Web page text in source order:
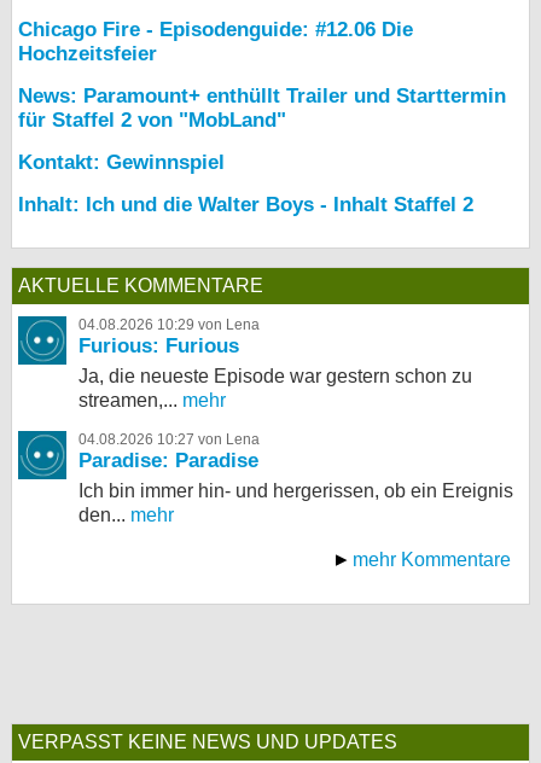
Chicago Fire - Episodenguide: #12.06 Die
Hochzeitsfeier
News: Paramount+ enthüllt Trailer und Starttermin
für Staffel 2 von "MobLand"
Kontakt: Gewinnspiel
Inhalt: Ich und die Walter Boys - Inhalt Staffel 2
AKTUELLE KOMMENTARE
04.08.2026 10:29 von Lena
Furious: Furious
Ja, die neueste Episode war gestern schon zu
streamen,... mehr
04.08.2026 10:27 von Lena
Paradise: Paradise
Ich bin immer hin- und hergerissen, ob ein Ereignis
den... mehr
mehr Kommentare
VERPASST KEINE NEWS UND UPDATES